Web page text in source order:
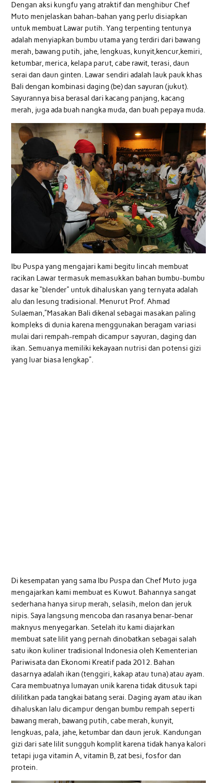
Dengan aksi kungfu yang atraktif dan menghibur Chef
Muto menjelaskan bahan-bahan yang perlu disiapkan
untuk membuat Lawar putih. Yang terpenting tentunya
adalah menyiapkan bumbu utama yang terdiri dari bawang
merah, bawang putih, jahe, lengkuas, kunyit,kencur,kemiri,
ketumbar, merica, kelapa parut, cabe rawit, terasi, daun
serai dan daun ginten. Lawar sendiri adalah lauk pauk khas
Bali dengan kombinasi daging (be) dan sayuran (jukut).
Sayurannya bisa berasal dari kacang panjang, kacang
merah, juga ada buah nangka muda, dan buah pepaya muda.
Ibu Puspa yang mengajari kami begitu lincah membuat
racikan Lawar termasuk memasukkan bahan bumbu-bumbu
dasar ke “blender” untuk dihaluskan yang ternyata adalah
alu dan lesung tradisional. Menurut Prof. Ahmad
Sulaeman,”Masakan Bali dikenal sebagai masakan paling
kompleks di dunia karena menggunakan beragam variasi
mulai dari rempah-rempah dicampur sayuran, daging dan
ikan. Semuanya memiliki kekayaan nutrisi dan potensi gizi
yang luar biasa lengkap”.
Di kesempatan yang sama Ibu Puspa dan Chef Muto juga
mengajarkan kami membuat es Kuwut. Bahannya sangat
sederhana hanya sirup merah, selasih, melon dan jeruk
nipis. Saya langsung mencoba dan rasanya benar-benar
maknyus menyegarkan. Setelah itu kami diajarkan
membuat sate lilit yang pernah dinobatkan sebagai salah
satu ikon kuliner tradisional Indonesia oleh Kementerian
Pariwisata dan Ekonomi Kreatif pada 2012. Bahan
dasarnya adalah ikan (tenggiri, kakap atau tuna) atau ayam.
Cara membuatnya lumayan unik karena tidak ditusuk tapi
dililitkan pada tangkai batang serai. Daging ayam atau ikan
dihaluskan lalu dicampur dengan bumbu rempah seperti
bawang merah, bawang putih, cabe merah, kunyit,
lengkuas, pala, jahe, ketumbar dan daun jeruk. Kandungan
gizi dari sate lilit sungguh komplit karena tidak hanya kalori
tetapi juga vitamin A, vitamin B, zat besi, fosfor dan
protein.